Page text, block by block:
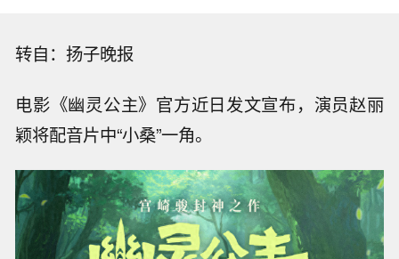
转自：扬子晚报
电影《幽灵公主》官方近日发文宣布，演员赵丽
颖将配音片中“小桑”一角。